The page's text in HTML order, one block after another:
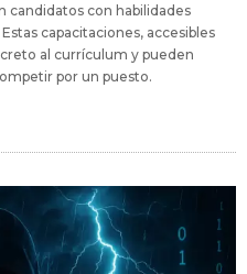
candidatos con habilidades
capacitaciones, accesibles
al currículum y pueden
por un puesto.